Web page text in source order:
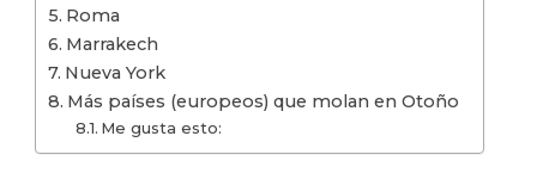
Roma
Marrakech
Nueva York
Más países (europeos) que molan en Otoño
Me gusta esto: